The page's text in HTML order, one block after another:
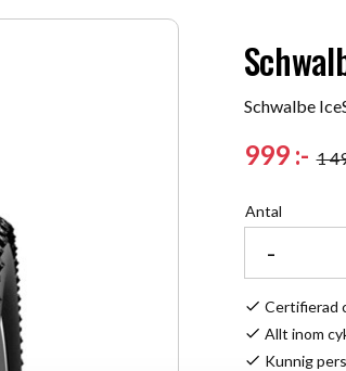
Schwalbe
Nedsatt
999:- 1
Antal
-
Certifierad
Allt inom
Kunnig